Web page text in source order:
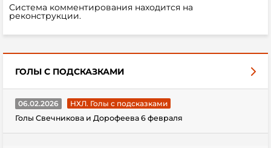
Система комментирования находится на
реконструкции.
ГОЛЫ С ПОДСКАЗКАМИ
06.02.2026
НХЛ. Голы с подсказками
Голы Свечникова и Дорофеева 6 февраля